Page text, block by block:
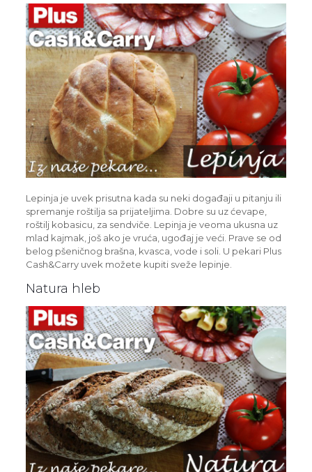
Lepinja je uvek prisutna kada su neki događaji u pitanju ili
spremanje roštilja sa prijateljima. Dobre su uz ćevape,
roštilj kobasicu, za sendviče. Lepinja je veoma ukusna uz
mlad kajmak, još ako je vruća, ugođaj je veći. Prave se od
belog pšeničnog brašna, kvasca, vode i soli. U pekari Plus
Cash&Carry uvek možete kupiti sveže lepinje.
Natura hleb